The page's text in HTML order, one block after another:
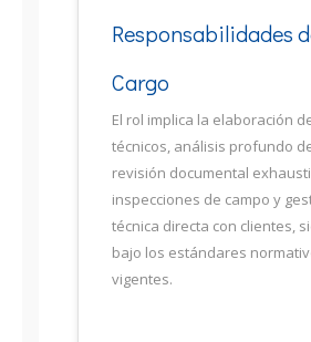
Responsabilidades
Cargo
El rol implica la elaboración
técnicos, análisis profundo
revisión documental
inspecciones de campo y
técnica directa con clientes,
bajo los estándares
vigentes.